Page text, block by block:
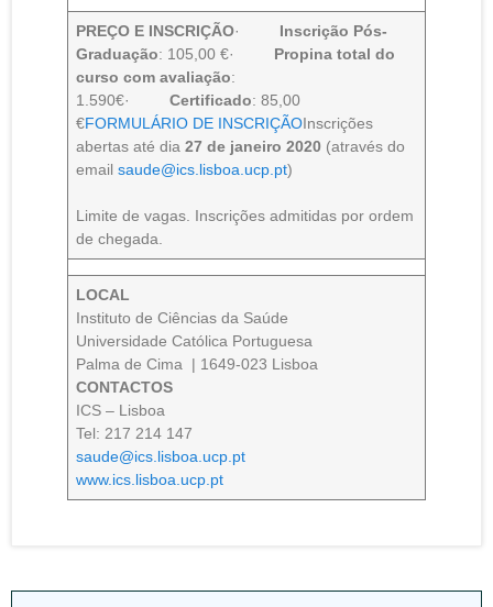
PREÇO E INSCRIÇÃO· Inscrição Pós-
Graduação: 105,00 €· Propina total do
curso com avaliação:
1.590€·Certificado: 85,00
€FORMULÁRIO DE INSCRIÇÃOInscrições
abertas até dia27 de janeiro 2020 (através do
emailsaude@ics.lisboa.ucp.pt)
Limite de vagas. Inscrições admitidas por ordem
de chegada.
LOCAL
Instituto de Ciências da Saúde
Universidade Católica Portuguesa
Palma de Cima | 1649-023 Lisboa
CONTACTOS
ICS – Lisboa
Tel: 217 214 147
saude@ics.lisboa.ucp.pt
www.ics.lisboa.ucp.pt